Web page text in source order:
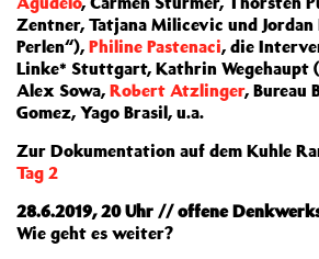
Zentner, Tatjana Milicevic und
Perlen“), Philine Pastenaci, die
Linke* Stuttgart, Kathrin
Alex Sowa, Robert Atzlinger, Bureau
Gomez, Yago Brasil, u.a.
Zur Dokumentation auf dem Kuhle
Tag 2
28.6.2019, 20 Uhr // offene
Wie geht es weiter?